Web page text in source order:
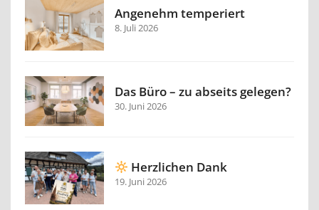
Angenehm temperiert
8. Juli 2026
Das Büro – zu abseits gelegen?
30. Juni 2026
Herzlichen Dank
19. Juni 2026